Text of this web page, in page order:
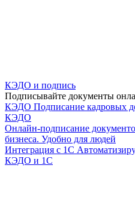
КЭДО и подпись
Подписывайте документы
КЭДО Подписание кадровых
КЭДО
Онлайн-подписание
бизнеса. Удобно для людей
Интеграция с 1С
КЭДО и 1С